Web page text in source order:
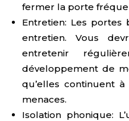
fermer la porte
Entretien: Les portes
entretien. Vous
entretenir
développement de
qu’elles continuent
menaces.
Isolation phonique: